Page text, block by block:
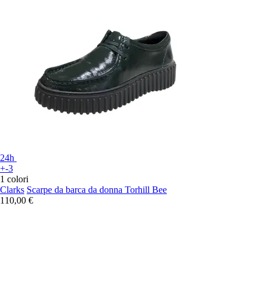
24h
+-3
1 colori
Clarks Scarpe da barca da donna Torhill Bee
110,00 €